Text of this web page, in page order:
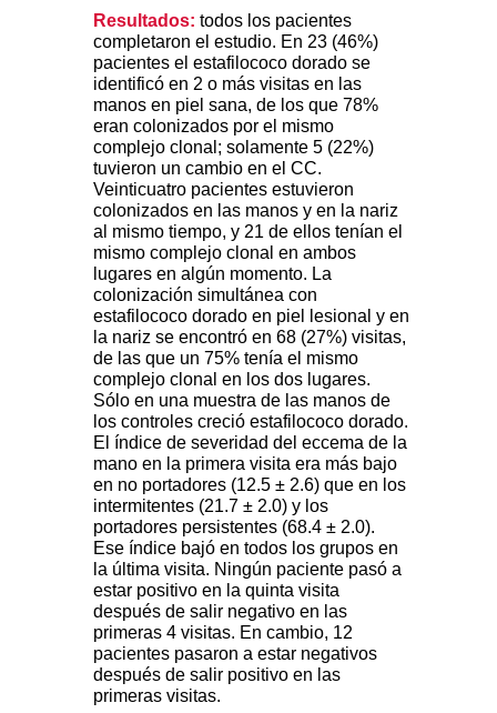
Resultados: todos los pacientes
completaron el estudio. En 23 (46%)
pacientes el estafilococo dorado se
identificó en 2 o más visitas en las
manos en piel sana, de los que 78%
eran colonizados por el mismo
complejo clonal; solamente 5 (22%)
tuvieron un cambio en el CC.
Veinticuatro pacientes estuvieron
colonizados en las manos y en la nariz
al mismo tiempo, y 21 de ellos tenían el
mismo complejo clonal en ambos
lugares en algún momento. La
colonización simultánea con
estafilococo dorado en piel lesional y en
la nariz se encontró en 68 (27%) visitas,
de las que un 75% tenía el mismo
complejo clonal en los dos lugares.
Sólo en una muestra de las manos de
los controles creció estafilococo dorado.
El índice de severidad del eccema de la
mano en la primera visita era más bajo
en no portadores (12.5 ± 2.6) que en los
intermitentes (21.7 ± 2.0) y los
portadores persistentes (68.4 ± 2.0).
Ese índice bajó en todos los grupos en
la última visita. Ningún paciente pasó a
estar positivo en la quinta visita
después de salir negativo en las
primeras 4 visitas. En cambio, 12
pacientes pasaron a estar negativos
después de salir positivo en las
primeras visitas.